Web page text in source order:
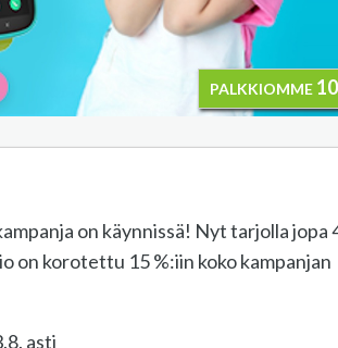
PALKKIOMME
on käynnissä! Nyt tarjolla jopa
on korotettu 15 %:iin koko kampanjan
asti